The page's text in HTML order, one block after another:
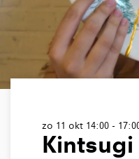
Kintsugi
zo 11 okt 14:00 -